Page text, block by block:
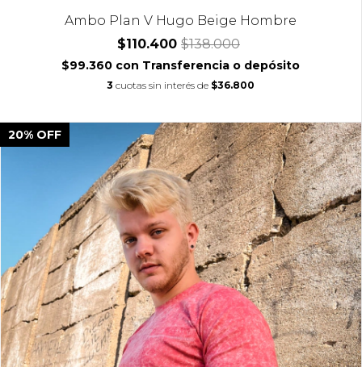
Ambo Plan V Hugo Beige Hombre
$110.400 $138.000
$99.360 con Transferencia o depósito
3 cuotas sin interés de $36.800
20% OFF